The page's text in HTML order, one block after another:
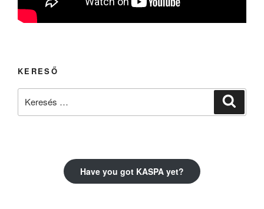
KERESŐ
Have you got KASPA yet?